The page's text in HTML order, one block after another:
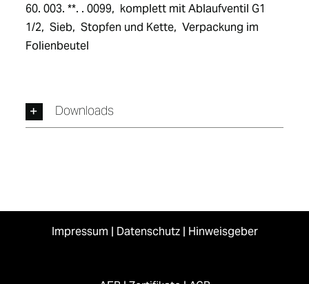
60. 003. **. . 0099,  komplett mit Ablaufventil G1
1/2,  Sieb,  Stopfen und Kette,  Verpackung im
Folienbeutel
Downloads
Impressum | Datenschutz| Hinweisgeber